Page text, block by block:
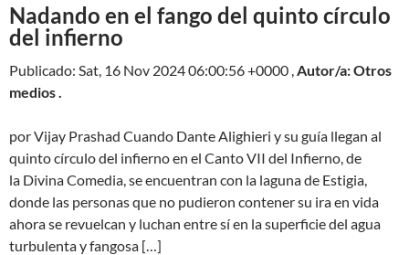
Nadando en el fango del quinto círculo
del infierno
Publicado: Sat, 16 Nov 2024 06:00:56 +0000 ,Autor/a: Otros
medios .
por Vijay Prashad Cuando Dante Alighieri y su guía llegan al
quinto círculo del infierno en el Canto VII del Infierno, de
la Divina Comedia, se encuentran con la laguna de Estigia,
donde las personas que no pudieron contener su ira en vida
ahora se revuelcan y luchan entre sí en la superficie del agua
turbulenta y fangosa […]